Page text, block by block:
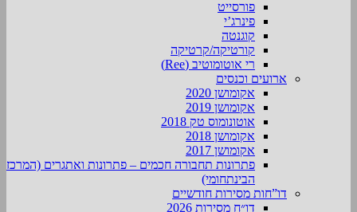
פורסייט
פינרג’י
קוגנטה
קורטיקה/קרטיקה
רי אוטומוטיב (Ree)
ארועים וכנסים
אקומושן 2020
אקומושן 2019
אוטונומוס טק 2018
אקומושן 2018
אקומושן 2017
פתרונות תחבורה חכמים – פתרונות ואתגרים (המרכז
הבינתחומי)
דו”חות מסירות חודשיים
דו״ח מסירות 2026